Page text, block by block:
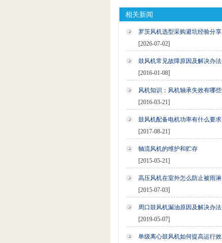
相关新闻
罗茨风机选型采购避坑经验分享
[2026-07-02]
鼓风机常见故障原因及解决办法
[2016-01-08]
风机知识：风机轴承失效有哪
[2016-03-21]
鼓风机配备电机功率有什么要
[2017-08-21]
轴流风机的维护和贮存
[2015-05-21]
高压风机在室外怎么防止被雨淋
[2015-07-03]
周口鼓风机漏油原因及解决办法
[2019-05-07]
单级离心鼓风机如何提高运行